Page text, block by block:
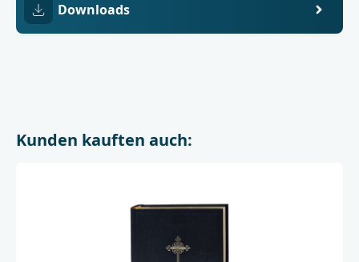
Downloads
Kunden kauften auch: